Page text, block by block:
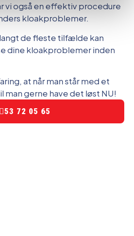
vi også en effektiv procedure
kloakproblemer.
de fleste tilfælde kan
dine kloakproblemer inden
at når man står med et
man gerne have det løst NU!
53 72 05 65